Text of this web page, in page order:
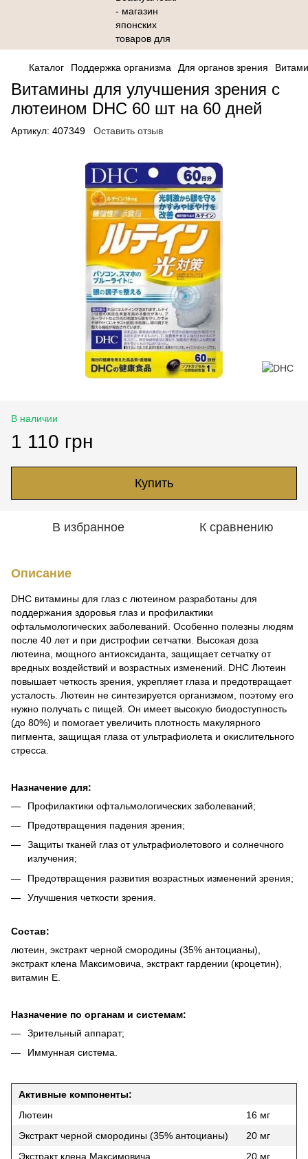
Каталог Поддержка организма Для органов зрения
Витамины для улучшения зрения с
лютеином DHC 60 шт на 60 дней
Артикул: 407349 Оставить отзыв
В наличии
1 110 грн
Купить
В избранное К сравнению
Описание
DHC витамины для глаз с лютеином разработаны для
поддержания здоровья глаз и профилактики
офтальмологических заболеваний. Особенно полезны людям
после 40 лет и при дистрофии сетчатки. Высокая доза
лютеина, мощного антиоксиданта, защищает сетчатку от
вредных воздействий и возрастных изменений. DHC Лютеин
повышает четкость зрения, укрепляет глаза и предотвращает
усталость. Лютеин не синтезируется организмом, поэтому его
нужно получать с пищей. Он имеет высокую биодоступность
(до 80%) и помогает увеличить плотность макулярного
пигмента, защищая глаза от ультрафиолета и окислительного
стресса.
Назначение для:
Профилактики офтальмологических заболеваний;
Предотвращения падения зрения;
Защиты тканей глаз от ультрафиолетового и солнечного
излучения;
Предотвращения развития возрастных изменений зрения;
Улучшения четкости зрения.
Состав:
лютеин, экстракт черной смородины (35% антоцианы),
экстракт клена Максимовича, экстракт гардении (кроцетин),
витамин Е.
Назначение по органам и системам:
Зрительный аппарат;
Иммунная система.
Активные компоненты:
Лютеин
16 мг
Экстракт черной смородины (35% антоцианы)
20 мг
Экстракт клена Максимовича
20 мг